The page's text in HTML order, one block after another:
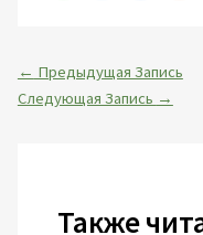
← Предыдущая Запись
Следующая Запись →
Также